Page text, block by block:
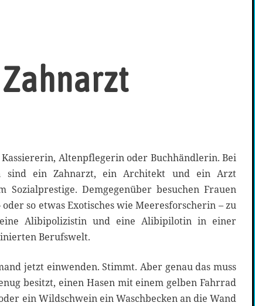
Altenpflegerin oder Buchhändlerin. Bei
sind ein Zahnarzt, ein Architekt und ein Arzt
Demgegenüber besuchen Frauen
so etwas Exotisches wie Meeresforscherin – zu
Alibipolizistin und eine Alibipilotin in einer
Berufswelt.
jetzt einwenden. Stimmt. Aber genau das muss
besitzt, einen Hasen mit einem gelben Fahrrad
ein Wildschwein ein Waschbecken an die Wand